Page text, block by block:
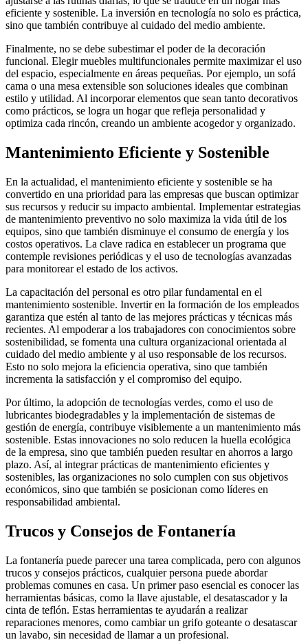
eficiente y sostenible. La inversión en tecnología no solo es práctica,
sino que también contribuye al cuidado del medio ambiente.
Finalmente, no se debe subestimar el poder de la decoración
funcional. Elegir muebles multifuncionales permite maximizar el uso
del espacio, especialmente en áreas pequeñas. Por ejemplo, un sofá
cama o una mesa extensible son soluciones ideales que combinan
estilo y utilidad. Al incorporar elementos que sean tanto decorativos
como prácticos, se logra un hogar que refleja personalidad y
optimiza cada rincón, creando un ambiente acogedor y organizado.
Mantenimiento Eficiente y Sostenible
En la actualidad, el mantenimiento eficiente y sostenible se ha
convertido en una prioridad para las empresas que buscan optimizar
sus recursos y reducir su impacto ambiental. Implementar estrategias
de mantenimiento preventivo no solo maximiza la vida útil de los
equipos, sino que también disminuye el consumo de energía y los
costos operativos. La clave radica en establecer un programa que
contemple revisiones periódicas y el uso de tecnologías avanzadas
para monitorear el estado de los activos.
La capacitación del personal es otro pilar fundamental en el
mantenimiento sostenible. Invertir en la formación de los empleados
garantiza que estén al tanto de las mejores prácticas y técnicas más
recientes. Al empoderar a los trabajadores con conocimientos sobre
sostenibilidad, se fomenta una cultura organizacional orientada al
cuidado del medio ambiente y al uso responsable de los recursos.
Esto no solo mejora la eficiencia operativa, sino que también
incrementa la satisfacción y el compromiso del equipo.
Por último, la adopción de tecnologías verdes, como el uso de
lubricantes biodegradables y la implementación de sistemas de
gestión de energía, contribuye visiblemente a un mantenimiento más
sostenible. Estas innovaciones no solo reducen la huella ecológica
de la empresa, sino que también pueden resultar en ahorros a largo
plazo. Así, al integrar prácticas de mantenimiento eficientes y
sostenibles, las organizaciones no solo cumplen con sus objetivos
económicos, sino que también se posicionan como líderes en
responsabilidad ambiental.
Trucos y Consejos de Fontanería
La fontanería puede parecer una tarea complicada, pero con algunos
trucos y consejos prácticos, cualquier persona puede abordar
problemas comunes en casa. Un primer paso esencial es conocer las
herramientas básicas, como la llave ajustable, el desatascador y la
cinta de teflón. Estas herramientas te ayudarán a realizar
reparaciones menores, como cambiar un grifo goteante o desatascar
un lavabo, sin necesidad de llamar a un profesional.